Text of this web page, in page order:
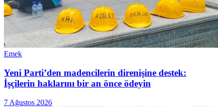
Emek
Yeni Parti’den madencilerin direnişine destek:
İşçilerin haklarını bir an önce ödeyin
7 Ağustos 2026